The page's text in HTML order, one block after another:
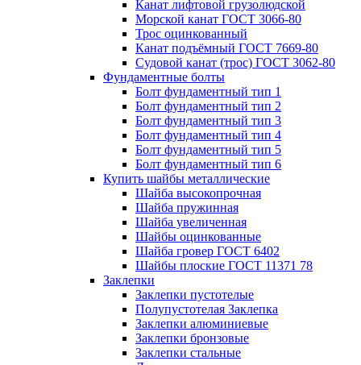
Канат лифтовой грузолюдской
Морской канат ГОСТ 3066-80
Трос оцинкованный
Канат подъёмный ГОСТ 7669-80
Судовой канат (трос) ГОСТ 3062-80
Фундаментные болты
Болт фундаментный тип 1
Болт фундаментный тип 2
Болт фундаментный тип 3
Болт фундаментный тип 4
Болт фундаментный тип 5
Болт фундаментный тип 6
Купить шайбы металлические
Шайба высокопрочная
Шайба пружинная
Шайба увеличенная
Шайбы оцинкованные
Шайба гровер ГОСТ 6402
Шайбы плоские ГОСТ 11371 78
Заклепки
Заклепки пустотелые
Полупустотелая Заклепка
Заклепки алюминиевые
Заклепки бронзовые
Заклепки стальные